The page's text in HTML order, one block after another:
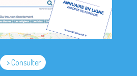
> Consulter